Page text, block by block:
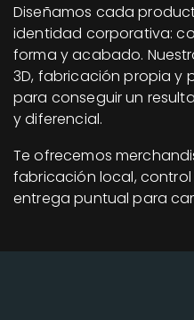
Diseñamos cada
identidad corporativa:
forma y acabado.
3D, fabricación propia y
para conseguir un
y diferencial.
Te ofrecemos
fabricación local,
entrega puntual para